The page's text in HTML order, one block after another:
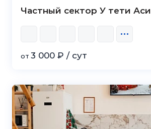
Частный сектор У тети Аси
от 3 000 ₽ / сут